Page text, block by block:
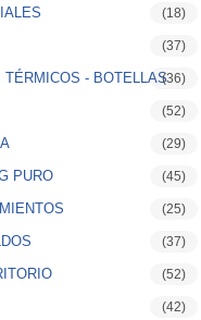
(18)
(37)
TÉRMICOS - BOTELLAS(36)
(52)
(29)
PURO (45)
(25)
(37)
(52)
(42)